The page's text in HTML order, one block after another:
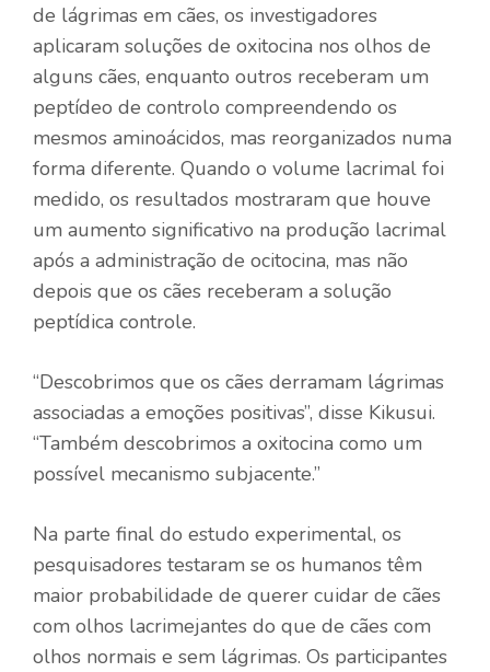
de lágrimas em cães, os investigadores
aplicaram soluções de oxitocina nos olhos de
alguns cães, enquanto outros receberam um
peptídeo de controlo compreendendo os
mesmos aminoácidos, mas reorganizados numa
forma diferente. Quando o volume lacrimal foi
medido, os resultados mostraram que houve
um aumento significativo na produção lacrimal
após a administração de ocitocina, mas não
depois que os cães receberam a solução
peptídica controle.
“Descobrimos que os cães derramam lágrimas
associadas a emoções positivas”, disse Kikusui.
“Também descobrimos a oxitocina como um
possível mecanismo subjacente.”
Na parte final do estudo experimental, os
pesquisadores testaram se os humanos têm
maior probabilidade de querer cuidar de cães
com olhos lacrimejantes do que de cães com
olhos normais e sem lágrimas. Os participantes